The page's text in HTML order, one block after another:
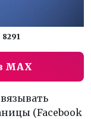
8291
MAX
(Facebook